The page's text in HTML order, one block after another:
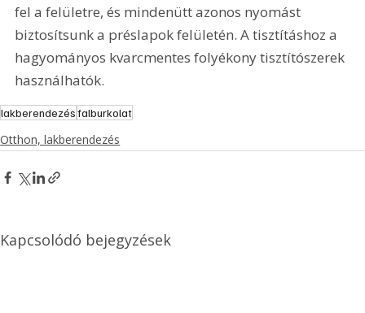
fel a felületre, és mindenütt azonos nyomást
biztosítsunk a préslapok felületén. A tisztításhoz a
hagyományos kvarcmentes folyékony tisztítószerek
használhatók.
lakberendezésfalburkolat
Otthon, lakberendezés
Kapcsolódó bejegyzések